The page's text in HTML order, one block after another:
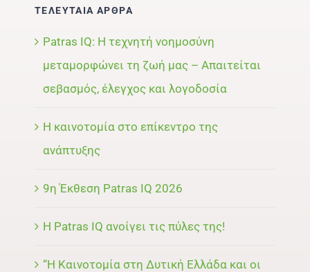
ΤΕΛΕΥΤΑΙΑ ΑΡΘΡΑ
Patras IQ: Η τεχνητή νοημοσύνη
μεταμορφώνει τη ζωή μας – Απαιτείται
σεβασμός, έλεγχος και λογοδοσία
Η καινοτομία στο επίκεντρο της
ανάπτυξης
9η Έκθεση Patras IQ 2026
Η Patras IQ ανοίγει τις πύλες της!
“Η Καινοτομία στη Δυτική Ελλάδα και οι